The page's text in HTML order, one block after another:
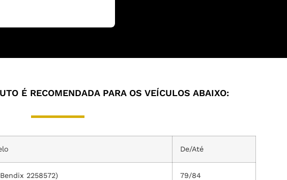
É RECOMENDADA PARA OS VEÍCULOS ABAIXO:
De/Até
2258572) 79/84